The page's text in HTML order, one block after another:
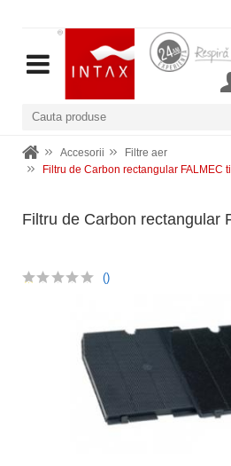
Accesorii
Filtre aer
Filtru de Carbon rectangular FALMEC
Filtru de Carbon rectangular
()